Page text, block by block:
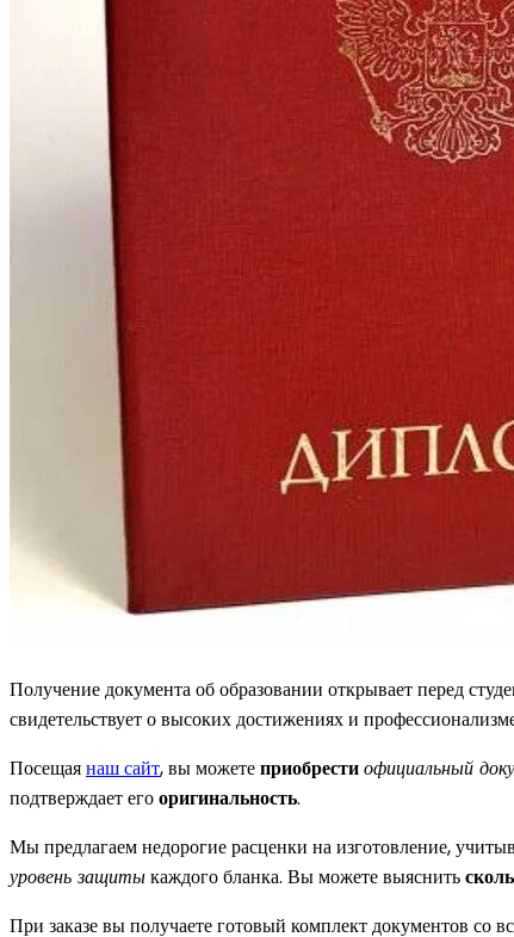
Получение документа об образовании открывает перед
свидетельствует о высоких достижениях и
Посещаянаш сайт, вы можетеприобрестиофициальный
подтверждает егооригинальность.
Мы предлагаем недорогие расценки на изготовление,
уровень защитыкаждого бланка. Вы можете выяснить
При заказе вы получаете готовый комплект документов со